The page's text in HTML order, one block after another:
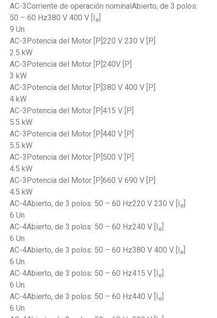
AC-3Corriente de operación nominalAbierto, de 3 polos:
50 – 60 Hz380 V 400 V [I
e
9 Un
AC-3Potencia del Motor [P]220 V 230 V [P]
2.5 kW
AC-3Potencia del Motor [P]240V [P]
3 kW
AC-3Potencia del Motor [P]380 V 400 V [P]
4 kW
AC-3Potencia del Motor [P]415 V [P]
5.5 kW
AC-3Potencia del Motor [P]440 V [P]
5.5 kW
AC-3Potencia del Motor [P]500 V [P]
4.5 kW
AC-3Potencia del Motor [P]660 V 690 V [P]
4.5 kW
AC-4Abierto, de 3 polos: 50 – 60 Hz220 V 230 V [I
e
6 Un
AC-4Abierto, de 3 polos: 50 – 60 Hz240 V [I
e
6 Un
AC-4Abierto, de 3 polos: 50 – 60 Hz380 V 400 V [I
e
6 Un
AC-4Abierto, de 3 polos: 50 – 60 Hz415 V [I
e
6 Un
AC-4Abierto, de 3 polos: 50 – 60 Hz440 V [I
e
6 Un